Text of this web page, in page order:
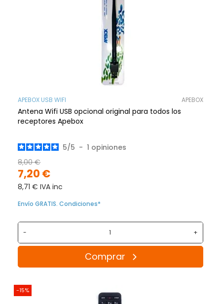
APEBOX USB WIFI APEBOX
Antena Wifi USB opcional original para todos los
receptores Apebox
5/5 - 1 opiniones
7,20 €
8,00 €
8,71 € IVA inc
Envío GRATIS. Condiciones*
- +
Comprar
-15%